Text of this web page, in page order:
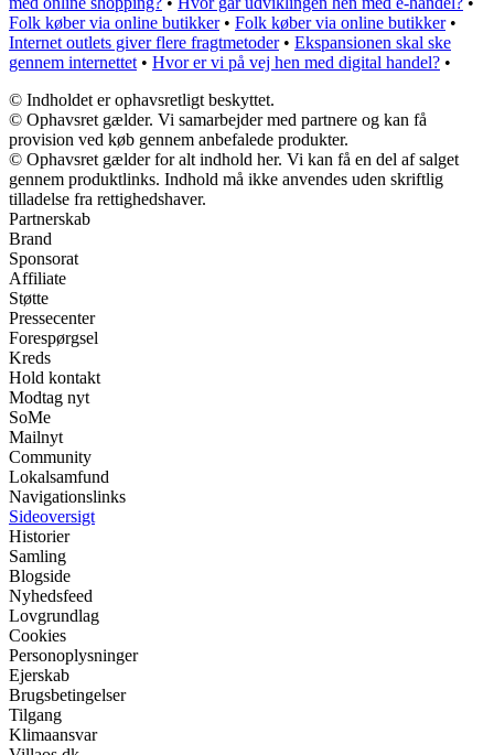
Folk køber via online butikker• Folk køber via online butikker•
Internet outlets giver flere fragtmetoder• Ekspansionen skal ske
gennem internettet • Hvor er vi på vej hen med digital handel? •
© Indholdet er ophavsretligt beskyttet.
© Ophavsret gælder. Vi samarbejder med partnere og kan få
provision ved køb gennem anbefalede produkter.
© Ophavsret gælder for alt indhold her. Vi kan få en del af salget
gennem produktlinks. Indhold må ikke anvendes uden skriftlig
tilladelse fra rettighedshaver.
Partnerskab
Brand
Sponsorat
Affiliate
Støtte
Pressecenter
Forespørgsel
Kreds
Hold kontakt
Modtag nyt
SoMe
Mailnyt
Community
Lokalsamfund
Navigationslinks
Sideoversigt
Historier
Samling
Blogside
Nyhedsfeed
Lovgrundlag
Cookies
Personoplysninger
Ejerskab
Brugsbetingelser
Tilgang
Klimaansvar